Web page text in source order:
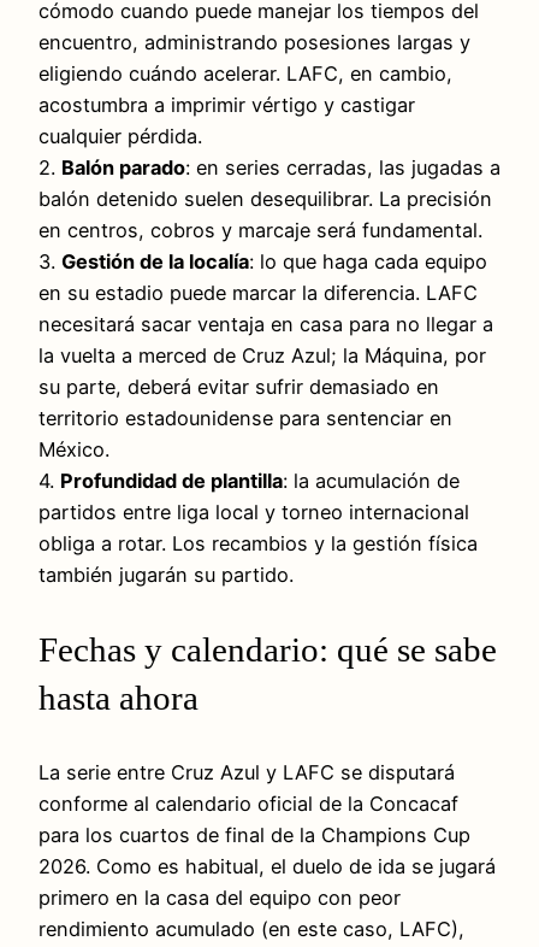
cómodo cuando puede manejar los tiempos del
encuentro, administrando posesiones largas y
eligiendo cuándo acelerar. LAFC, en cambio,
acostumbra a imprimir vértigo y castigar
cualquier pérdida.
2. Balón parado: en series cerradas, las jugadas a
balón detenido suelen desequilibrar. La precisión
en centros, cobros y marcaje será fundamental.
3. Gestión de la localía: lo que haga cada equipo
en su estadio puede marcar la diferencia. LAFC
necesitará sacar ventaja en casa para no llegar a
la vuelta a merced de Cruz Azul; la Máquina, por
su parte, deberá evitar sufrir demasiado en
territorio estadounidense para sentenciar en
México.
4. Profundidad de plantilla: la acumulación de
partidos entre liga local y torneo internacional
obliga a rotar. Los recambios y la gestión física
también jugarán su partido.
Fechas y calendario: qué se sabe
hasta ahora
La serie entre Cruz Azul y LAFC se disputará
conforme al calendario oficial de la Concacaf
para los cuartos de final de la Champions Cup
2026. Como es habitual, el duelo de ida se jugará
primero en la casa del equipo con peor
rendimiento acumulado (en este caso, LAFC),